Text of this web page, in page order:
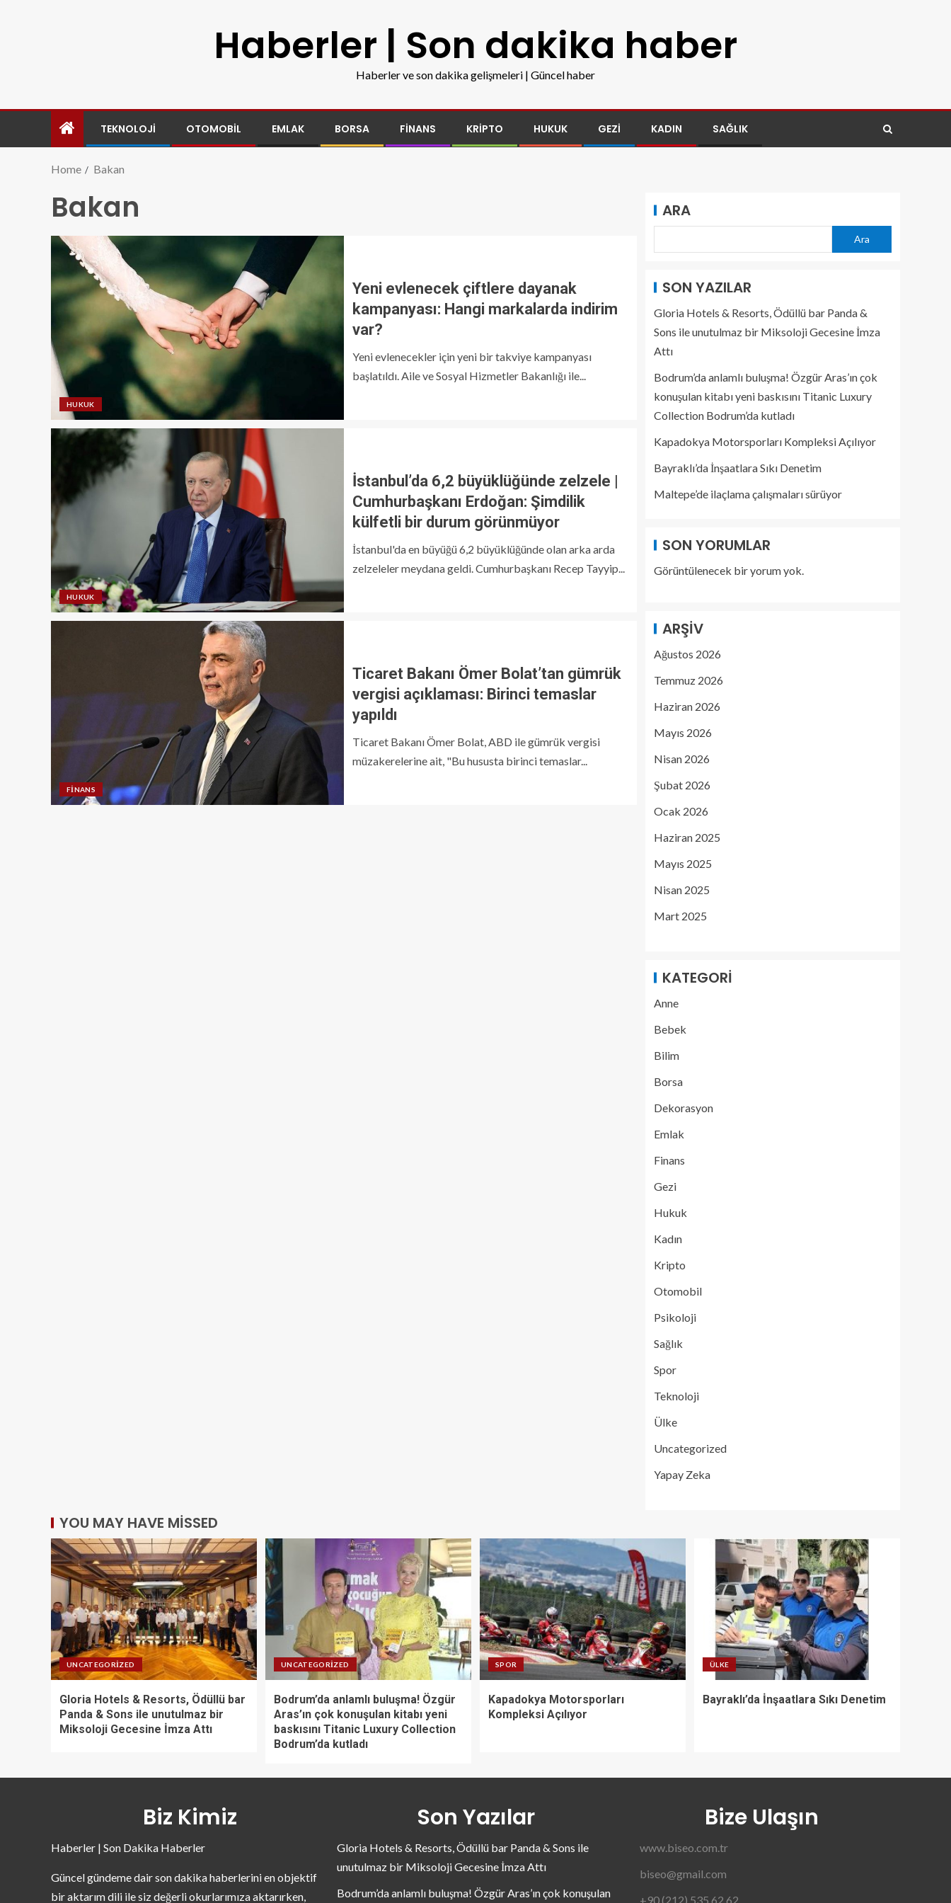
Haberler | Son dakika haber
Haberler ve son dakika gelişmeleri | Güncel haber
TEKNOLOJI OTOMOBIL EMLAK BORSA FINANS KRIPTO HUKUK GEZI KADIN SAĞLIK
Home Bakan
Bakan
HUKUK
Yeni evlenecek çiftlere dayanak
kampanyası: Hangi markalarda indirim
var?
Yeni evlenecekler için yeni bir takviye kampanyası
başlatıldı. Aile ve Sosyal Hizmetler Bakanlığı ile...
HUKUK
İstanbul’da 6,2 büyüklüğünde zelzele |
Cumhurbaşkanı Erdoğan: Şimdilik
külfetli bir durum görünmüyor
İstanbul'da en büyüğü 6,2 büyüklüğünde olan arka arda
zelzeleler meydana geldi. Cumhurbaşkanı Recep Tayyip...
FINANS
Ticaret Bakanı Ömer Bolat’tan gümrük
vergisi açıklaması: Birinci temaslar
yapıldı
Ticaret Bakanı Ömer Bolat, ABD ile gümrük vergisi
müzakerelerine ait, "Bu hususta birinci temaslar...
ARA
Ara
SON YAZILAR
Gloria Hotels & Resorts, Ödüllü bar Panda &
Sons ile unutulmaz bir Miksoloji Gecesine İmza
Attı
Bodrum’da anlamlı buluşma! Özgür Aras’ın çok
konuşulan kitabı yeni baskısını Titanic Luxury
Collection Bodrum’da kutladı
Kapadokya Motorsporları Kompleksi Açılıyor
Bayraklı’da İnşaatlara Sıkı Denetim
Maltepe’de ilaçlama çalışmaları sürüyor
SON YORUMLAR
Görüntülenecek bir yorum yok.
ARŞIV
Ağustos 2026
Temmuz 2026
Haziran 2026
Mayıs 2026
Nisan 2026
Şubat 2026
Ocak 2026
Haziran 2025
Mayıs 2025
Nisan 2025
Mart 2025
KATEGORI
Anne
Bebek
Bilim
Borsa
Dekorasyon
Emlak
Finans
Gezi
Hukuk
Kadın
Kripto
Otomobil
Psikoloji
Sağlık
Spor
Teknoloji
Ülke
Uncategorized
Yapay Zeka
YOU MAY HAVE MISSED
UNCATEGORIZED
Gloria Hotels & Resorts, Ödüllü bar
Panda & Sons ile unutulmaz bir
Miksoloji Gecesine İmza Attı
UNCATEGORIZED
Bodrum’da anlamlı buluşma! Özgür
Aras’ın çok konuşulan kitabı yeni
baskısını Titanic Luxury Collection
Bodrum’da kutladı
SPOR
Kapadokya Motorsporları
Kompleksi Açılıyor
ÜLKE
Bayraklı’da İnşaatlara Sıkı Denetim
Biz Kimiz
Haberler | Son Dakika Haberler
Güncel gündeme dair son dakika haberlerini en objektif
bir aktarım dili ile siz değerli okurlarımıza aktarırken,
Son Yazılar
Gloria Hotels & Resorts, Ödüllü bar Panda & Sons ile
unutulmaz bir Miksoloji Gecesine İmza Attı
Bodrum’da anlamlı buluşma! Özgür Aras’ın çok konuşulan
Bize Ulaşın
www.biseo.com.tr
biseo@gmail.com
+90 (212) 535 62 62